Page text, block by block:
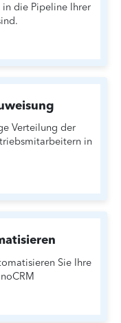
in die Pipeline Ihrer
Verteilung der
in
Sie Ihre